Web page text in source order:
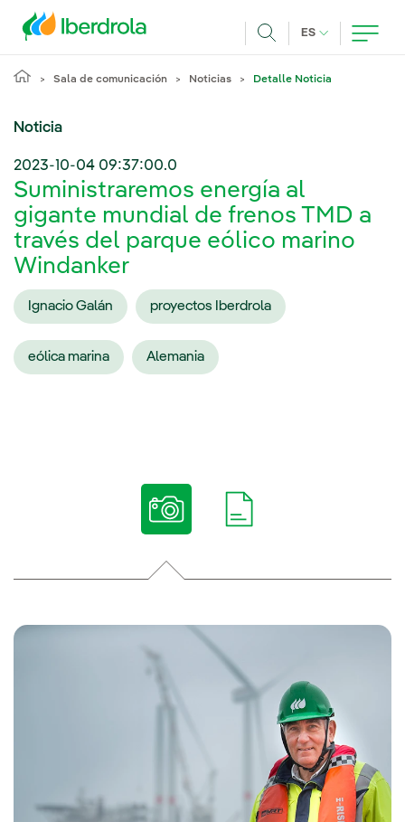
ES IDIOMA
Sala de comunicación Noticias Detalle Noticia
Noticia
2023-10-04 09:37:00.0
Suministraremos energía al
gigante mundial de frenos TMD a
través del parque eólico marino
Windanker
Ignacio Galán proyectos Iberdrola
eólica marina Alemania